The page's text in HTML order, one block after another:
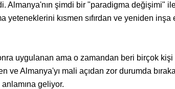
Almanya'nın şimdi bir "paradigma değişimi" ile
kısmen sıfırdan ve yeniden inşa
uygulanan ama o zamandan beri birçok kişi
ve Almanya'yı mali açıdan zor durumda
geliyor.